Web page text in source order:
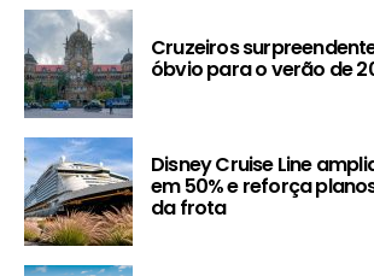
Cruzeiros
óbvio para o verão de
Disney Cruise Line
em 50% e reforça
da frota